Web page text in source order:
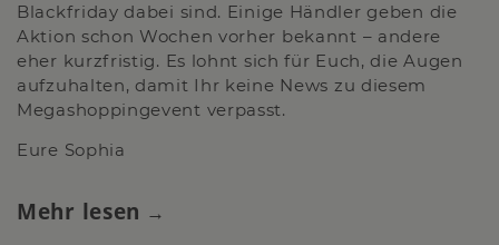
Blackfriday dabei sind. Einige Händler geben die
Aktion schon Wochen vorher bekannt – andere
eher kurzfristig. Es lohnt sich für Euch, die Augen
aufzuhalten, damit Ihr keine News zu diesem
Megashoppingevent verpasst.
Eure Sophia
Mehr lesen